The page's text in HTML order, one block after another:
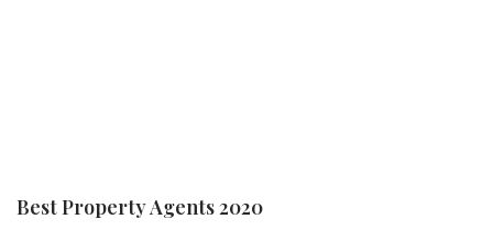
Best Property Agents 2020